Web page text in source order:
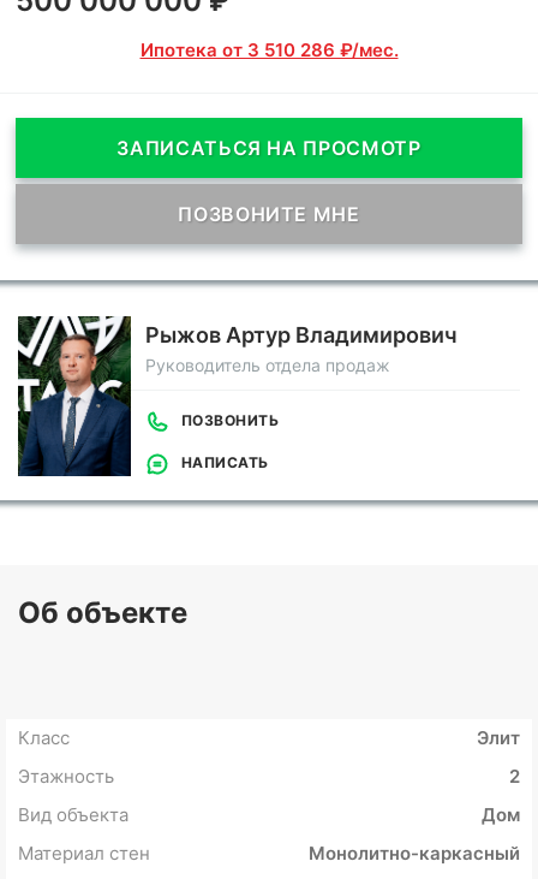
Ипотека от 3 510 286 ₽/мес.
ЗАПИСАТЬСЯ НА ПРОСМОТР
ПОЗВОНИТЕ МНЕ
Рыжов Артур Владимирович
Руководитель отдела продаж
ПОЗВОНИТЬ
НАПИСАТЬ
Об объекте
Класс
Элит
Этажность
2
Вид объекта
Дом
Материал стен
Монолитно-каркасный